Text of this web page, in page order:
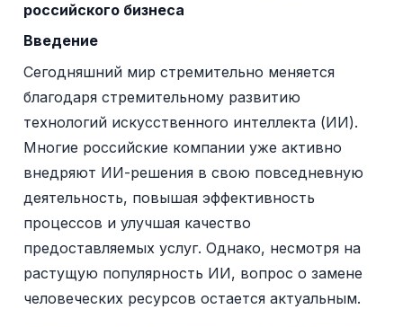
российского бизнеса
Введение
Сегодняшний мир стремительно меняется
благодаря стремительному развитию
технологий искусственного интеллекта (ИИ).
Многие российские компании уже активно
внедряют ИИ-решения в свою повседневную
деятельность, повышая эффективность
процессов и улучшая качество
предоставляемых услуг. Однако, несмотря на
растущую популярность ИИ, вопрос о замене
человеческих ресурсов остается актуальным.